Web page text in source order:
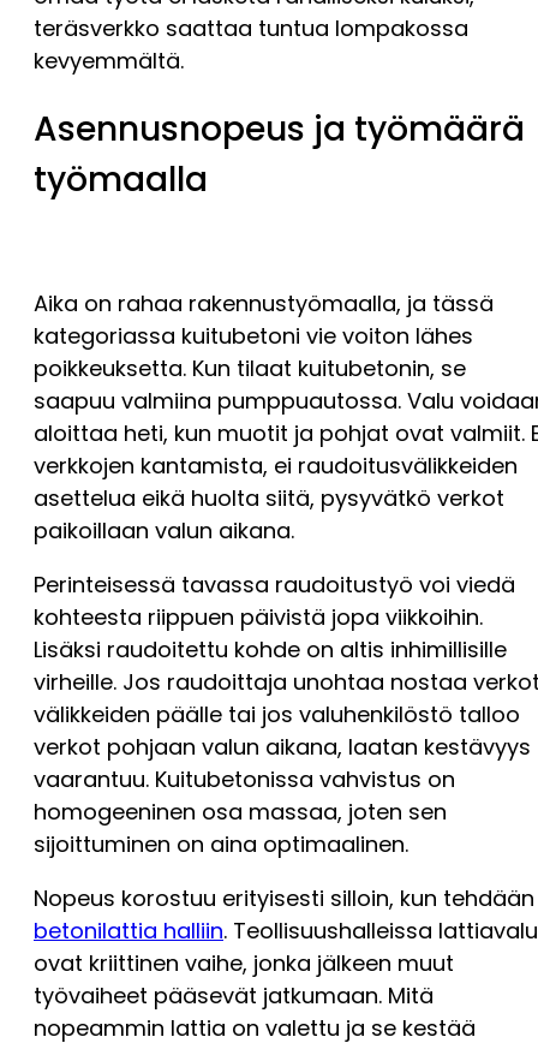
teräsverkko saattaa tuntua lompakossa
kevyemmältä.
Asennusnopeus ja työmäärä
työmaalla
Aika on rahaa rakennustyömaalla, ja tässä
kategoriassa kuitubetoni vie voiton lähes
poikkeuksetta. Kun tilaat kuitubetonin, se
saapuu valmiina pumppuautossa. Valu
aloittaa heti, kun muotit ja pohjat ovat valmiit.
verkkojen kantamista, ei raudoitusvälikkeiden
asettelua eikä huolta siitä, pysyvätkö verkot
paikoillaan valun aikana.
Perinteisessä tavassa raudoitustyö voi viedä
kohteesta riippuen päivistä jopa viikkoihin.
Lisäksi raudoitettu kohde on altis inhimillisille
virheille. Jos raudoittaja unohtaa nostaa
välikkeiden päälle tai jos valuhenkilöstö talloo
verkot pohjaan valun aikana, laatan kestävyys
vaarantuu. Kuitubetonissa vahvistus on
homogeeninen osa massaa, joten sen
sijoittuminen on aina optimaalinen.
Nopeus korostuu erityisesti silloin, kun tehdään
betonilattia halliin. Teollisuushalleissa
ovat kriittinen vaihe, jonka jälkeen muut
työvaiheet pääsevät jatkumaan. Mitä
nopeammin lattia on valettu ja se kestää